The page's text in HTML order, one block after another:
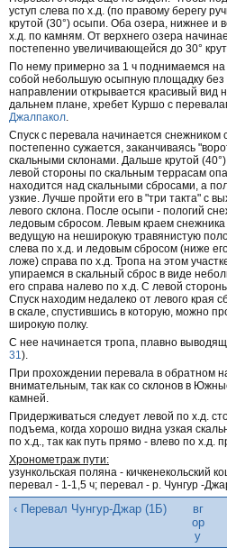
уступ слева по х.д. (по правому берегу
крутой (30°) осыпи. Оба озера, нижнее и
х.д. по камням. От верхнего озера
постепенно увеличивающейся до 30°
По нему примерно за 1 ч поднимаемся
собой небольшую осыпную площадку без
направлении открывается красивый вид
дальнем плане, хребет Куршо с
Джалпакол.
Спуск с перевала начинается снежником
постепенно сужается, заканчиваясь
скальными склонами. Дальше крутой
левой стороны по скальным террасам
находится над скальными сбросами, а
узкие. Лучше пройти его в "три такта" с
левого склона. После осыпи - пологий
ледовым сбросом. Левым краем
ведущую на неширокую травянистую
слева по х.д. и ледовым сбросом (ниже
ложе) справа по х.д. Тропа на этом
упираемся в скальный сброс в виде
его справа налево по х.д. С левой
Спуск находим недалеко от левого края
в скале, спустившись в которую, можно
широкую полку.
С нее начинается тропа, плавно
31 ).
При прохождении перевала в обратном
внимательным, так как со склонов в
камней.
Придерживаться следует левой по х.д.
подъема, когда хорошо видна узкая
по х.д., так как путь прямо - влево по х.д.
Хронометраж пути:
узункольская поляна - кичкенекольский
перевал - 1-1,5 ч; перевал - р. Чунгур -
‹ Перевал Чунгур-Джар (1Б)
вг
ор
у